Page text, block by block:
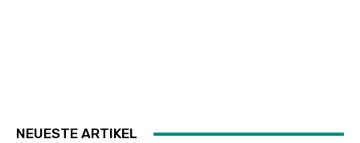
NEUESTE ARTIKEL